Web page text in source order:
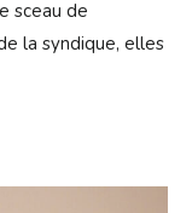
sceau de
la syndique, elles